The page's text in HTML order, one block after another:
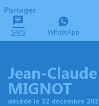
Partager
SMS WhatsApp
Jean-Claude
MIGNOT
décédé le 22 décembre